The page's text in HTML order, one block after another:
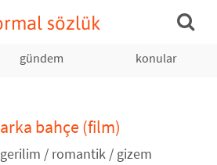
sözlük
gündem konular
arka bahçe (film)
gerilim / romantik / gizem